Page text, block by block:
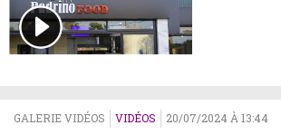
GALERIE VIDÉOS VIDÉOS 20/07/2024 À 13:44